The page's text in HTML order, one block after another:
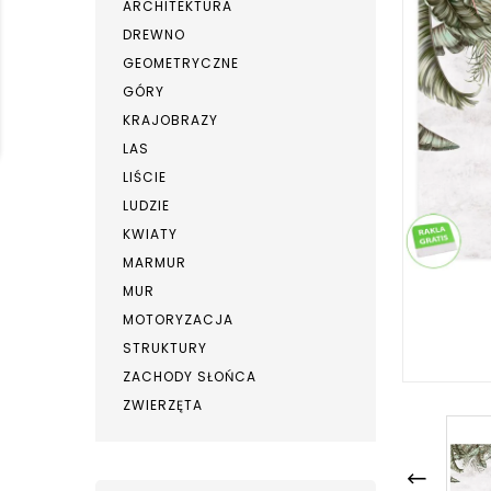
ARCHITEKTURA
DREWNO
GEOMETRYCZNE
GÓRY
KRAJOBRAZY
LAS
LIŚCIE
LUDZIE
KWIATY
MARMUR
MUR
MOTORYZACJA
STRUKTURY
ZACHODY SŁOŃCA
ZWIERZĘTA